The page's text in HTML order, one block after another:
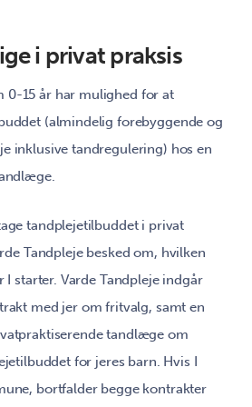
i privat praksis
0-15 år har mulighed for at
(almindelig forebyggende og
inklusive tandregulering) hos en
tandplejetilbuddet i privat
Tandpleje besked om, hvilken
starter. Varde Tandpleje indgår
med jer om fritvalg, samt en
tandlæge om
for jeres barn. Hvis I
bortfalder begge kontrakter